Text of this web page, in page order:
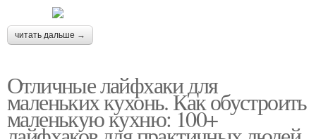
читать дальше →
Отличные лайфхаки для
маленьких кухонь. Как обустроить
маленькую кухню: 100+